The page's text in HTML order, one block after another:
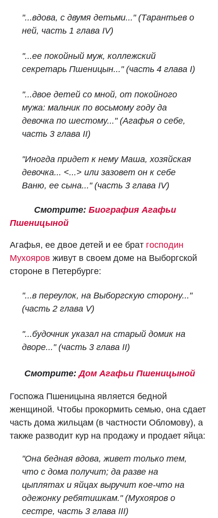
"...вдова, с двумя детьми..." (Тарантьев о
ней, часть 1 глава IV)
"...ее покойный муж, коллежский
секретарь Пшеницын..." (часть 4 глава I)
"...двое детей со мной, от покойного
мужа: мальчик по восьмому году да
девочка по шестому..." (Агафья о себе,
часть 3 глава II)
"Иногда придет к нему Маша, хозяйская
девочка... <...> или зазовет он к себе
Ваню, ее сына..." (часть 3 глава IV)
Смотрите: Биография Агафьи
Пшеницыной
Агафья, ее двое детей и ее брат господин
Мухояров живут в своем доме на Выборгской
стороне в Петербурге:
"...в переулок, на Выборгскую сторону..."
(часть 2 глава V)
"...будочник указал на старый домик на
дворе..." (часть 3 глава II)
Смотрите:Дом Агафьи Пшеницыной
Госпожа Пшеницына является бедной
женщиной. Чтобы прокормить семью, она сдает
часть дома жильцам (в частности Обломову), а
также разводит кур на продажу и продает яйца:
"Она бедная вдова, живет только тем,
что с дома получит; да разве на
цыплятах и яйцах выручит кое-что на
одежонку ребятишкам." (Мухояров о
сестре, часть 3 глава III)